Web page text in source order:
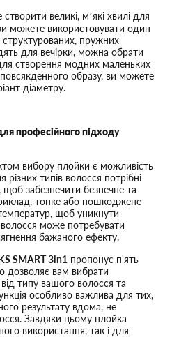
великі, м’які хвилі для
можете використовувати один
пружних
для вечірки, можна обрати
створення модних маленьких
образу, ви можете
діаметру.
професійного підходу
вибору плойки є можливість
типів волосся потрібні
щоб забезпечити безпечне та
тонке або пошкоджене
щоб уникнути
волосся може потребувати
бажаного ефекту.
SMART 3in1 пропонує п'ять
дозволяє вам вибрати
типу вашого волосся та
особливо важлива для тих,
результату вдома, не
Завдяки цьому плойка
використання, так і для